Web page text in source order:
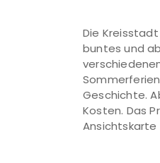
Die
buntes und
Geschichte.
Kosten. Das
Ansichtskarte